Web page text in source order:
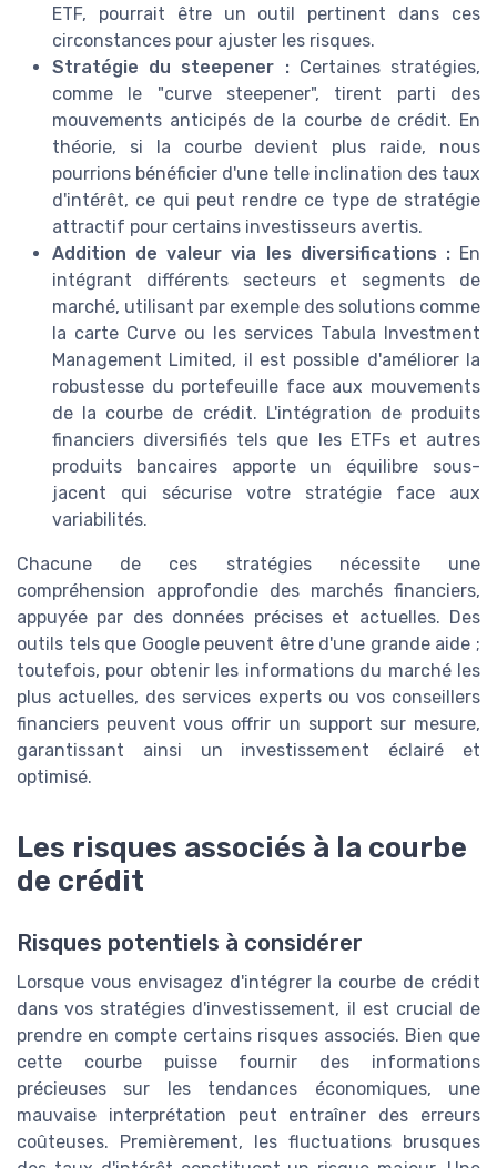
ETF, pourrait être un outil pertinent dans ces
circonstances pour ajuster les risques.
Stratégie du steepener :Certaines stratégies,
comme le "curve steepener", tirent parti des
mouvements anticipés de la courbe de crédit. En
théorie, si la courbe devient plus raide, nous
pourrions bénéficier d'une telle inclination des taux
d'intérêt, ce qui peut rendre ce type de stratégie
attractif pour certains investisseurs avertis.
Addition de valeur via les diversifications :En
intégrant différents secteurs et segments de
marché, utilisant par exemple des solutions comme
la carte Curve ou les services Tabula Investment
Management Limited, il est possible d'améliorer la
robustesse du portefeuille face aux mouvements
de la courbe de crédit. L'intégration de produits
financiers diversifiés tels que les ETFs et autres
produits bancaires apporte un équilibre sous-
jacent qui sécurise votre stratégie face aux
variabilités.
Chacune de ces stratégies nécessite une
compréhension approfondie des marchés financiers,
appuyée par des données précises et actuelles. Des
outils tels que Google peuvent être d'une grande aide ;
toutefois, pour obtenir les informations du marché les
plus actuelles, des services experts ou vos conseillers
financiers peuvent vous offrir un support sur mesure,
garantissant ainsi un investissement éclairé et
optimisé.
Les risques associés à la courbe
de crédit
Risques potentiels à considérer
Lorsque vous envisagez d'intégrer la courbe de crédit
dans vos stratégies d'investissement, il est crucial de
prendre en compte certains risques associés. Bien que
cette courbe puisse fournir des informations
précieuses sur les tendances économiques, une
mauvaise interprétation peut entraîner des erreurs
coûteuses. Premièrement, les fluctuations brusques